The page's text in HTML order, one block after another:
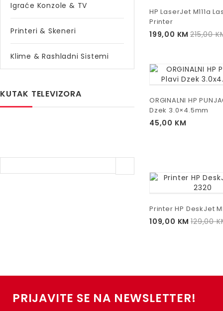
Igraće Konzole & TV
Printeri & Skeneri
Klime & Rashladni Sistemi
HP LaserJet M111a
Printer
215,00
199,00 KM
ORGINALNI HP
Dzek 3.0×4.5mm
45,00 KM
Printer HP DeskJet
129,00
109,00 KM
KUTAK TELEVIZORA
PRIJAVITE SE NA NEWSLETTER!